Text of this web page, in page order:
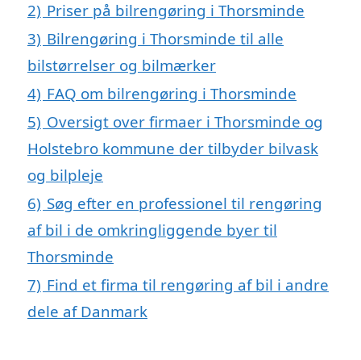
2) Priser på bilrengøring i Thorsminde
3) Bilrengøring i Thorsminde til alle
bilstørrelser og bilmærker
4) FAQ om bilrengøring i Thorsminde
5) Oversigt over firmaer i Thorsminde og
Holstebro kommune der tilbyder bilvask
og bilpleje
6) Søg efter en professionel til rengøring
af bil i de omkringliggende byer til
Thorsminde
7) Find et firma til rengøring af bil i andre
dele af Danmark